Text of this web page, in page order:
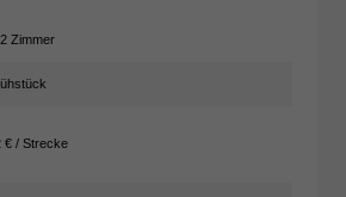
Zimmer
€ / Strecke